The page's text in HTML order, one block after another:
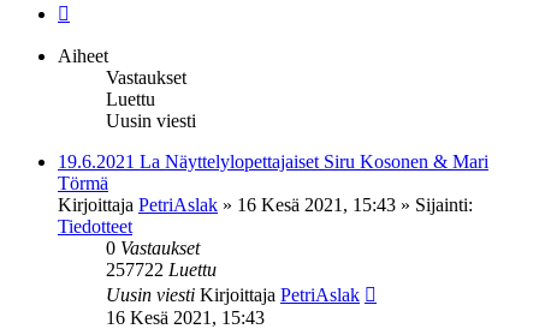
Aiheet
Vastaukset
Luettu
Uusin viesti
19.6.2021 La Näyttelylopettajaiset Siru Kosonen & Mari
Törmä
Kirjoittaja PetriAslak » 16 Kesä 2021, 15:43 » Sijainti:
Tiedotteet
0 Vastaukset
257722 Luettu
Uusin viesti Kirjoittaja PetriAslak
16 Kesä 2021, 15:43